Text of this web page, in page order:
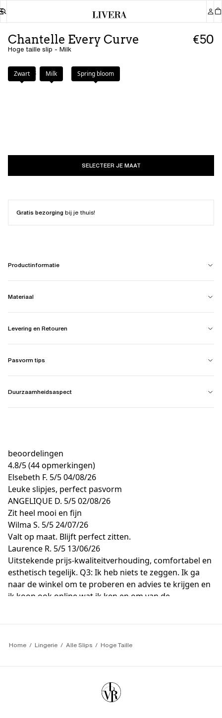
Chantelle Every Curve
Hoge taille slip - Milk
€50
Kleur: Milk
Zwart Milk Spring bloom
SELECTEER JE MAAT
Gratis bezorgingbij je thuis!
Productinformatie
Materiaal
Levering en Retouren
Pasvorm tips
Duurzaamheidsaspect
beoordelingen
4.8/5(44 opmerkingen)
Elsebeth F. 5/504/08/26
Leuke slipjes, perfect pasvorm
ANGELIQUE D. 5/502/08/26
Zit heel mooi en fijn
Wilma S. 5/524/07/26
Valt op maat. Blijft perfect zitten.
Laurence R. 5/5 13/06/26
Uitstekende prijs-kwaliteitverhouding, comfortabel en
esthetisch tegelijk. Q3: Ik heb niets te zeggen. Ik ga
naar de winkel om te proberen en advies te krijgen en
ik koop ook online wat ik ken en om van de
achter.
Home Lingerie Alle Slips Hoge Taille